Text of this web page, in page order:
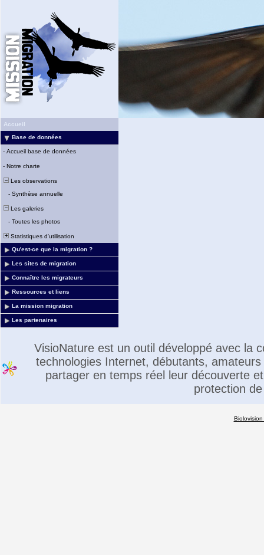
Accueil
Base de données
- Accueil base de données
- Notre charte
Les observations
- Synthèse annuelle
Les galeries
- Toutes les photos
Statistiques d'utilisation
Qu'est-ce que la migration ?
Les sites de migration
Connaître les migrateurs
Ressources et liens
La mission migration
Les partenaires
VisioNature est un outil développé avec la
technologies Internet, débutants,
partager en temps réel leur découverte
protection
Biolovision